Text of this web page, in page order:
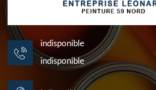
indisponible
indisponible